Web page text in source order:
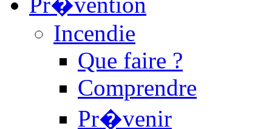
Incendie
Que faire ?
Comprendre
Pr�venir